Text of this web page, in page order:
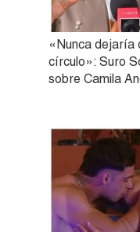
«Nunca dejaría
círculo»: Suro
sobre Camila